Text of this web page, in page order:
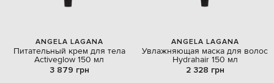
ANGELA LAGANA
Питательный крем для тела
Activeglow 150 мл
3 879 грн
ANGELA LAGANA
Увлажняющая маска для волос
Hydrahair 150 мл
2 328 грн